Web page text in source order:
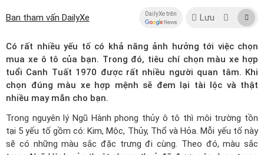
Ban tham vấn DailyXe DailyXe trên Lưu
Có rất nhiều yếu tố có khả năng ảnh hưởng tới việc chọn
mua xe ô tô của bạn. Trong đó, tiêu chí chọn màu xe hợp
tuổi Canh Tuất 1970 được rất nhiều người quan tâm. Khi
chọn đúng màu xe hợp mệnh sẽ đem lại tài lộc và thật
nhiều may mắn cho bạn.
Trong nguyên lý Ngũ Hànhphong thủy ô tô thì môi trường tồn
tại 5 yếu tố gồm có: Kim, Mộc, Thủy, Thổ và Hỏa. Mỗi yếu tố này
sẽ có những màu sắc đặc trưng đi cùng. Theo đó, màu sắc